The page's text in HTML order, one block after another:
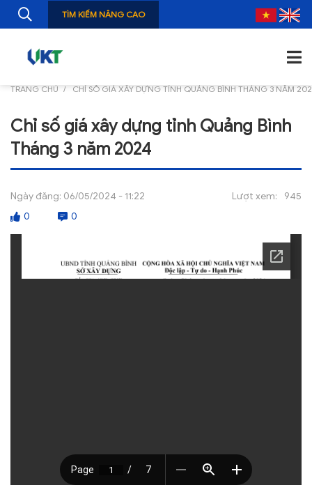
GIỚI THIỆU
TIN TỨC
NGHIÊN CỨU
ẤN PHẨM
TƯ VẤN
TÌM KIẾM NÂNG CAO
TRANG CHỦ CHỈ SỐ GIÁ XÂY DỰNG TỈNH QUẢNG BÌNH THÁNG 3 NĂM
Chỉ số giá xây dựng tỉnh Quảng Bình
Tháng 3 năm 2024
Ngày đăng: 06/05/2024 - 11:22 Lượt xem:
945
0
0